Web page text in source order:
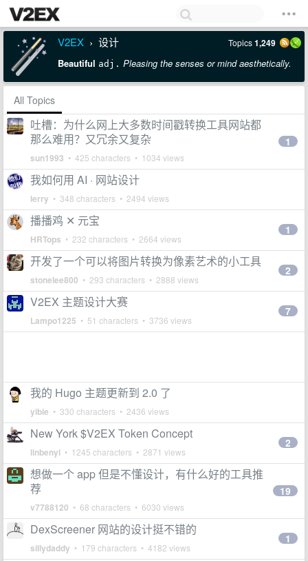
V2EX › 设计 Topics1,249
Beautiful adj. Pleasing the senses or mind aesthetically.
All Topics
吐槽：为什么网上大多数时间戳转换工具网站都
那么难用？又冗余又复杂
sun1993 • 425 characters • 1034 views
1
我如何用 AI · 网站设计
lerry • 348 characters • 2494 views
播播鸡 ✕ 元宝
HRTops • 232 characters • 2664 views
1
开发了一个可以将图片转换为像素艺术的小工具
stonelee800 • 293 characters • 2888 views
2
V2EX 主题设计大赛
Lampo1225 • 51 characters • 3736 views
7
我的 Hugo 主题更新到 2.0 了
yibie • 330 characters • 2436 views
New York $V2EX Token Concept
linbenyi • 1245 characters • 2871 views
2
想做一个 app 但是不懂设计，有什么好的工具推
荐
v7788120 • 68 characters • 6030 views
19
DexScreener 网站的设计挺不错的
sillydaddy • 179 characters • 4182 views
1